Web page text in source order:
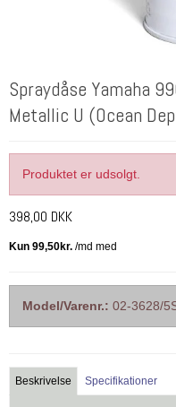
Spraydåse Yamaha
Metallic U (Ocean
Produktet er udsolgt.
398,00 DKK
Model/Varenr.: 02-3628/
Beskrivelse Specifikationer